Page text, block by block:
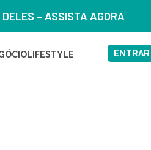
– ASSISTA AGORA
LIFESTYLE ENTRAR